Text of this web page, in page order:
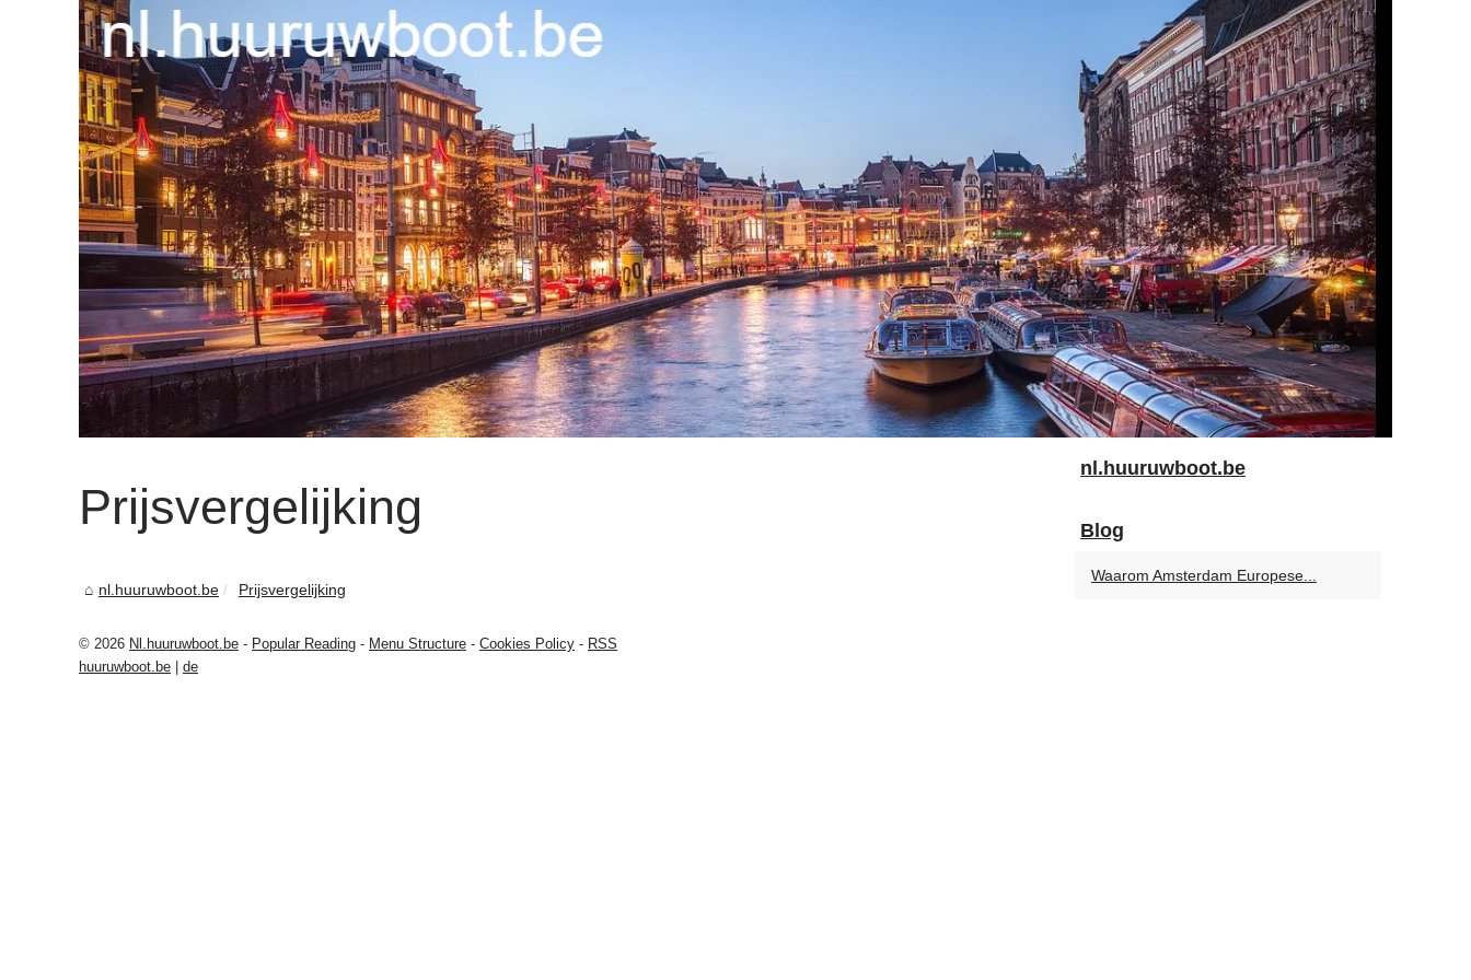
Prijsvergelijking
nl.huuruwboot.be Prijsvergelijking
nl.huuruwboot.be
Blog
Waarom Amsterdam Europese...
© 2026 Nl.huuruwboot.be - Popular Reading - Menu Structure - Cookies Policy - RSS
huuruwboot.be
de